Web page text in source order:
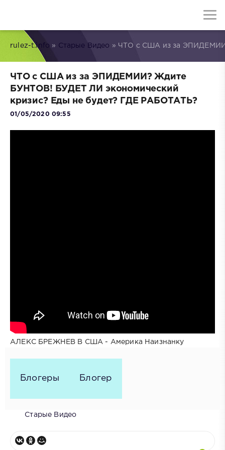
rulez-t.info » Старые Видео » ЧТО с США из за
ЧТО с США из за ЭПИДЕМИИ? Ждите
БУНТОВ! БУДЕТ ЛИ экономический
кризис? Еды не будет? ГДЕ РАБОТАТЬ?
01/05/2020 09:55
АЛЕКС БРЕЖНЕВ В США - Америка Наизнанку
Блогеры Блогер
Старые Видео